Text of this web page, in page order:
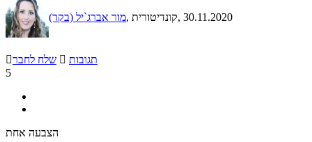
מור אברג`יל (בקר) , קונדיטורית, 30.11.2020
שלח לחבר  תגובות
5
הצבעה אחת